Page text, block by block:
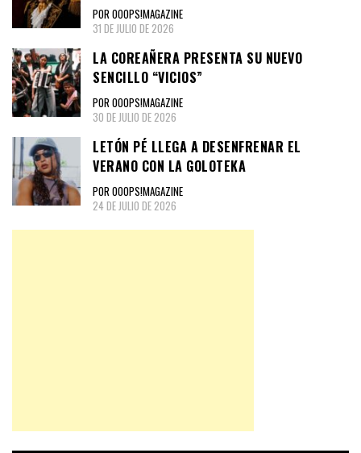
POR OOOPS!MAGAZINE
31 DE JULIO DE 2026
LA COREAÑERA PRESENTA SU NUEVO
SENCILLO “VICIOS”
POR OOOPS!MAGAZINE
30 DE JULIO DE 2026
LETÓN PÉ LLEGA A DESENFRENAR EL
VERANO CON LA GOLOTEKA
POR OOOPS!MAGAZINE
24 DE JULIO DE 2026